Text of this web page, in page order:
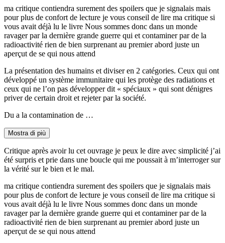
ma critique contiendra surement des spoilers que je signalais mais
pour plus de confort de lecture je vous conseil de lire ma critique si
vous avait déjà lu le livre Nous sommes donc dans un monde
ravager par la dernière grande guerre qui et contaminer par de la
radioactivité rien de bien surprenant au premier abord juste un
aperçut de se qui nous attend
La présentation des humains et diviser en 2 catégories. Ceux qui ont
développé un système immunitaire qui les protège des radiations et
ceux qui ne l’on pas développer dit « spéciaux » qui sont dénigres
priver de certain droit et rejeter par la société.
Du a la contamination de …
Mostra di più
Critique après avoir lu cet ouvrage je peux le dire avec simplicité j’ai
été surpris et prie dans une boucle qui me poussait à m’interroger sur
la vérité sur le bien et le mal.
ma critique contiendra surement des spoilers que je signalais mais
pour plus de confort de lecture je vous conseil de lire ma critique si
vous avait déjà lu le livre Nous sommes donc dans un monde
ravager par la dernière grande guerre qui et contaminer par de la
radioactivité rien de bien surprenant au premier abord juste un
aperçut de se qui nous attend